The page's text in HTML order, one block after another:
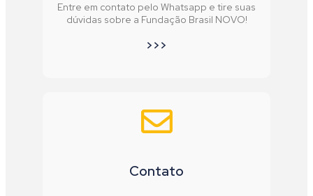
Entre em contato pelo Whatsapp e tire suas
dúvidas sobre a Fundação Brasil NOVO!
>>>
Contato